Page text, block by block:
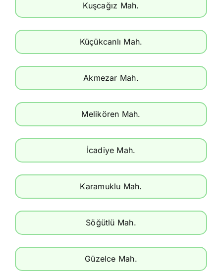
Kuşcağız Mah.
Küçükcanlı Mah.
Akmezar Mah.
Melikören Mah.
İcadiye Mah.
Karamuklu Mah.
Söğütlü Mah.
Güzelce Mah.